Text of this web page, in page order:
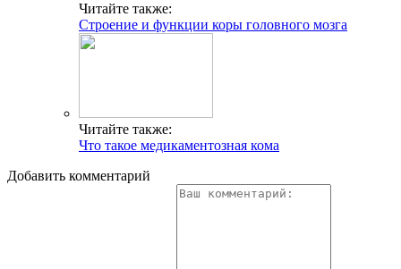
Читайте также:
Строение и функции коры головного мозга
Читайте также:
Что такое медикаментозная кома
Добавить комментарий